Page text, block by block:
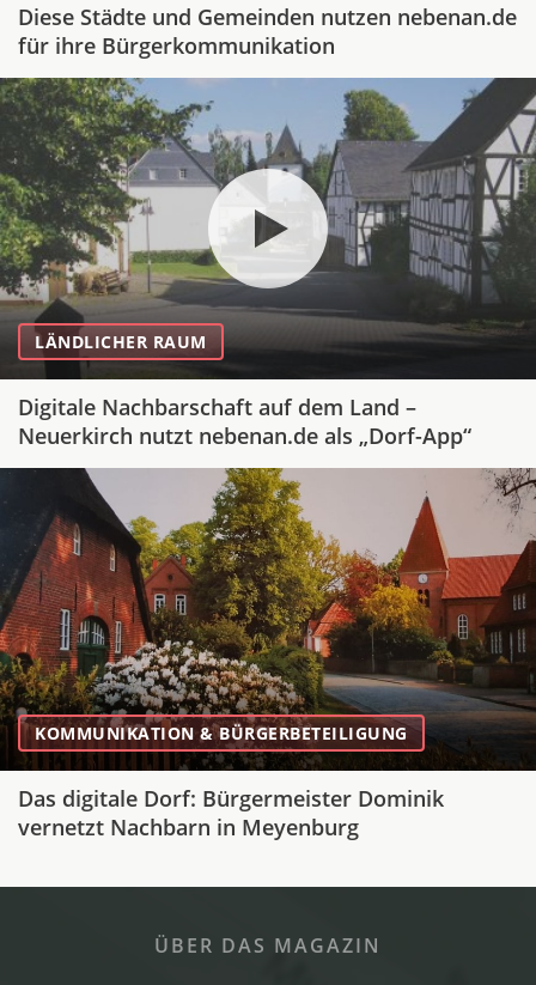
Diese Städte und Gemeinden nutzen nebenan.de
für ihre Bürgerkommunikation
LÄNDLICHER RAUM
Digitale Nachbarschaft auf dem Land –
Neuerkirch nutzt nebenan.de als „Dorf-App“
KOMMUNIKATION & BÜRGERBETEILIGUNG
Das digitale Dorf: Bürgermeister Dominik
vernetzt Nachbarn in Meyenburg
ÜBER DAS MAGAZIN